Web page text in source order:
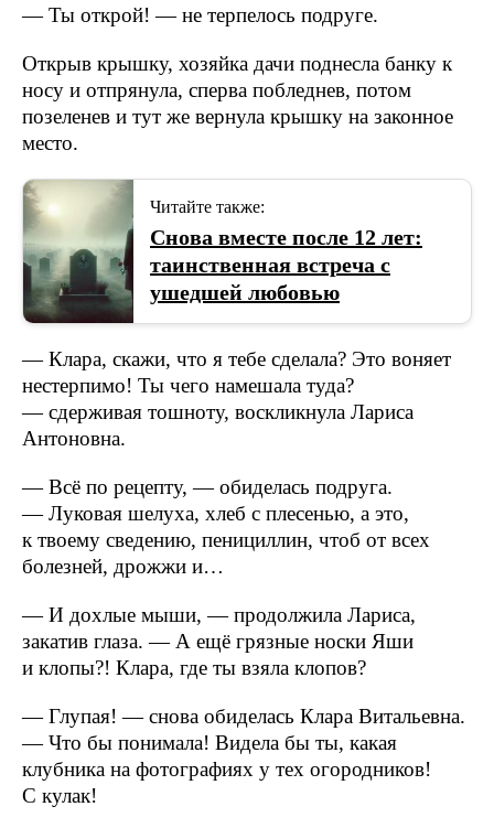
— Ты открой! — не терпелось подруге.
Открыв крышку, хозяйка дачи поднесла банку к
носу и отпрянула, сперва побледнев, потом
позеленев и тут же вернула крышку на законное
место.
Читайте также:
Снова вместе после 12 лет:
таинственная встреча с
ушедшей любовью
— Клара, скажи, что я тебе сделала? Это воняет
нестерпимо! Ты чего намешала туда?
— сдерживая тошноту, воскликнула Лариса
Антоновна.
— Всё по рецепту, — обиделась подруга.
— Луковая шелуха, хлеб с плесенью, а это,
к твоему сведению, пенициллин, чтоб от всех
болезней, дрожжи и…
— И дохлые мыши, — продолжила Лариса,
закатив глаза. — А ещё грязные носки Яши
и клопы?! Клара, где ты взяла клопов?
— Глупая! — снова обиделась Клара Витальевна.
— Что бы понимала! Видела бы ты, какая
клубника на фотографиях у тех огородников!
С кулак!